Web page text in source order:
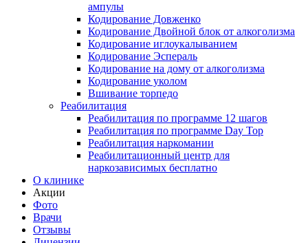
ампулы
Кодирование Довженко
Кодирование Двойной блок от алкоголизма
Кодирование иглоукалыванием
Кодирование Эспераль
Кодирование на дому от алкоголизма
Кодирование уколом
Вшивание торпедо
Реабилитация
Реабилитация по программе 12 шагов
Реабилитация по программе Day Top
Реабилитация наркомании
Реабилитационный центр для
наркозависимых бесплатно
О клинике
Акции
Фото
Врачи
Отзывы